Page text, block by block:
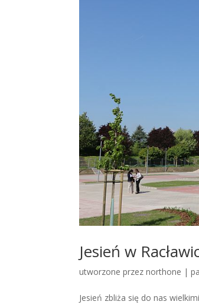
Jesień w
utworzone przeznorthone |
Jesień zbliża się do nas